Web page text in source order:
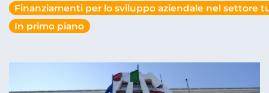
Finanziamenti per lo sviluppo aziendale nel settore
In primo piano